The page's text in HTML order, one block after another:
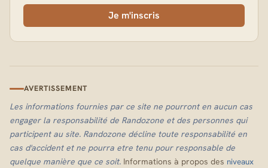
Je m'inscris
AVERTISSEMENT
Les informations fournies par ce site ne pourront en aucun cas
engager la responsabilité de Randozone et des personnes qui
participent au site. Randozone décline toute responsabilité en
cas d'accident et ne pourra etre tenu pour responsable de
quelque manière que ce soit. Informations à propos des niveaux